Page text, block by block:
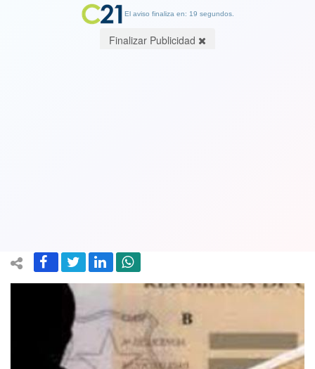
El aviso finaliza en: 19 segundos.
Finalizar Publicidad